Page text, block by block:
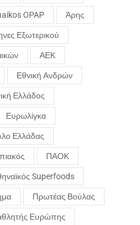
OPAP Άρης
Εξωτερικού
ΑΕΚ
Εθνική Ανδρών
Ελλάδος
Ευρωλίγκα
Ελλάδας
ΠΑΟΚ
Superfoods
Πρωτέας Βούλας
Ευρώπης